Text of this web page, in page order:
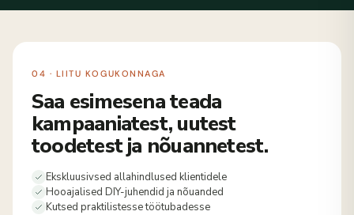
04 · LIITU KOGUKONNAGA
Saa esimesena teada
kampaaniatest, uutest
toodetest ja nõuannetest.
Ekskluusivsed allahindlused klientidele
Hooajalised DIY-juhendid ja nõuanded
Kutsed praktilistesse töötubadesse